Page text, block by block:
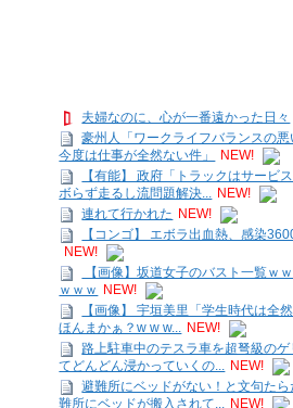
夫婦なのに、心が一番遠かった日々
豪州人「ワークライフバランスの悪
今度は仕事が全然ない件」
NEW!
【有能】 政府「トラックはサービ
ボらず走るし流問題解決...
NEW!
連れて行かれた NEW!
【コンゴ】 エボラ出血熱、感染
NEW!
【画像】坂道女子のバスト一覧ｗ
ｗｗｗ NEW!
【画像】 宇垣美里「学生時代は全
ほんまかぁ？w w w...
NEW!
路上駐車中のテスラ車を超弩級の
てどんどん浸かっていくの...
NEW!
避難所にベッドがない！と文句た
難所にベッドが搬入されて...
NEW!